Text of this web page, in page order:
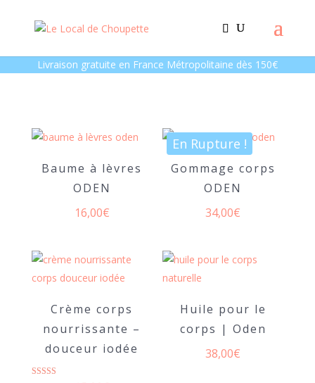
Livraison gratuite en France Métropolitaine dès 150€
Baume à lèvres
ODEN
16,00€
En Rupture !
Gommage corps
ODEN
34,00€
Crème corps
nourrissante –
douceur iodée
Huile pour le
corps | Oden
38,00€